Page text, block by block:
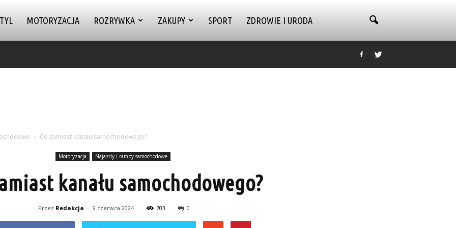
MOTORYZACJA ROZRYWKA ZAKUPY SPORT ZDROWIE I URODA
Co zamiast kanału samochodowego?
Motoryzacja Najazdy i rampy samochodowe
kanału samochodowego?
Przez Redakcja - 9 czerwca 2024 703 0